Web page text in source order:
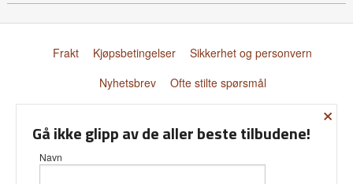
Frakt Kjøpsbetingelser
Sikkerhet og personvern
Nyhetsbrev
Ofte stilte spørsmål
×
Gå ikke glipp av de aller beste tilbudene!
Navn